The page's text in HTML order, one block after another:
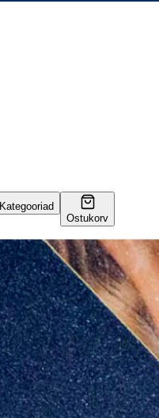
Kategooriad
Ostukorv